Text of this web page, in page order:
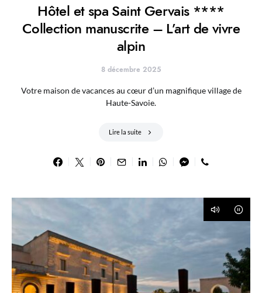
Hôtel et spa Saint Gervais ****
Collection manuscrite – L’art de vivre
alpin
8 décembre 2025
Votre maison de vacances au cœur d’un magnifique village de
Haute-Savoie.
Lire la suite